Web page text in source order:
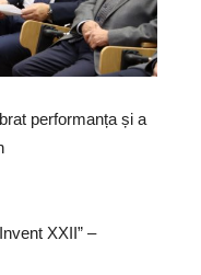
performanța și a
XXII” –